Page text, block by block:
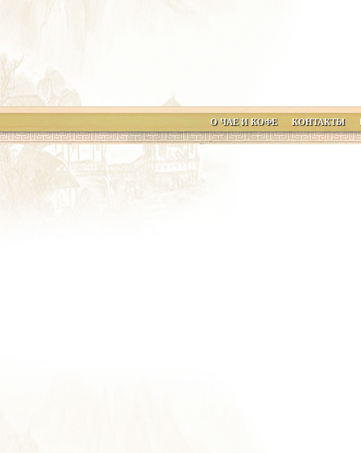
О ЧАЕ И КОФЕ КОНТАКТЫ